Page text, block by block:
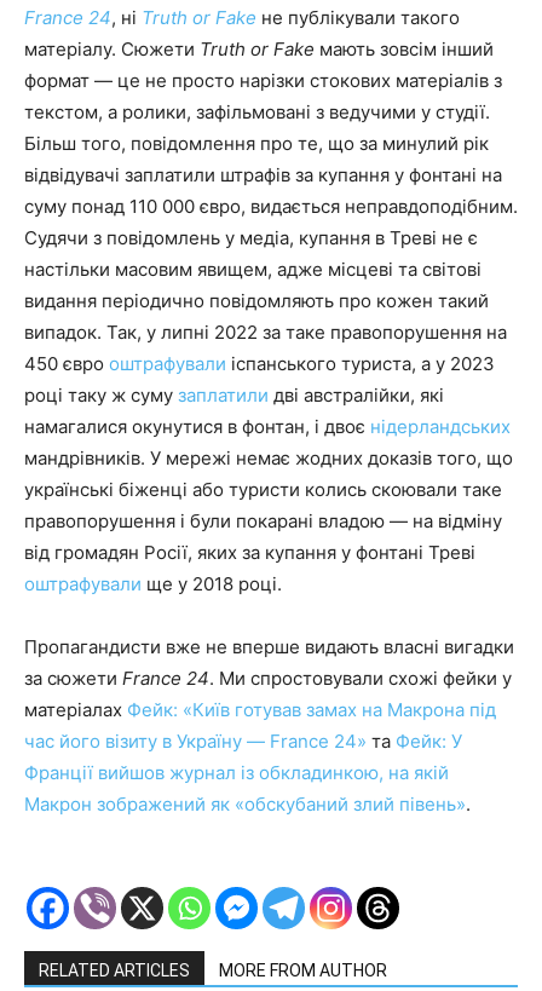
France 24, ні Truth or Fake не публікували такого
матеріалу. Сюжети Truth or Fake мають зовсім інший
формат — це не просто нарізки стокових матеріалів з
текстом, а ролики, зафільмовані з ведучими у студії.
Більш того, повідомлення про те, що за минулий рік
відвідувачі заплатили штрафів за купання у фонтані на
суму понад 110 000 євро, видається неправдоподібним.
Судячи з повідомлень у медіа, купання в Треві не є
настільки масовим явищем, адже місцеві та світові
видання періодично повідомляють про кожен такий
випадок. Так, у липні 2022 за таке правопорушення на
450 євро оштрафували іспанського туриста, а у 2023
році таку ж суму заплатили дві австралійки, які
намагалися окунутися в фонтан, і двоє нідерландських
мандрівників. У мережі немає жодних доказів того, що
українські біженці або туристи колись скоювали таке
правопорушення і були покарані владою — на відміну
від громадян Росії, яких за купання у фонтані Треві
оштрафували ще у 2018 році.
Пропагандисти вже не вперше видають власні вигадки
за сюжети France 24. Ми спростовували схожі фейки у
матеріалах Фейк: «Київ готував замах на Макрона під
час його візиту в Україну — France 24» та Фейк: У
Франції вийшов журнал із обкладинкою, на якій
Макрон зображений як «обскубаний злий півень».
RELATED ARTICLES MORE FROM AUTHOR